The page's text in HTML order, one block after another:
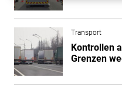
Transport
Kontrollen
Grenzen